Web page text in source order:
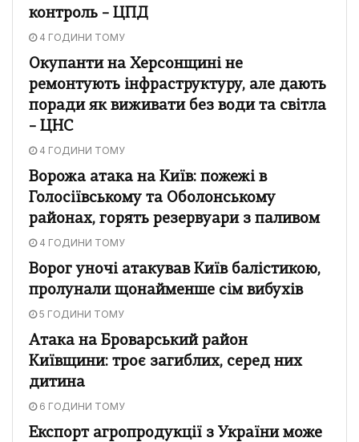
контроль – ЦПД
4 ГОДИНИ ТОМУ
Окупанти на Херсонщині не
ремонтують інфраструктуру, але дають
поради як виживати без води та світла
– ЦНС
4 ГОДИНИ ТОМУ
Ворожа атака на Київ: пожежі в
Голосіївському та Оболонському
районах, горять резервуари з паливом
4 ГОДИНИ ТОМУ
Ворог уночі атакував Київ балістикою,
пролунали щонайменше сім вибухів
5 ГОДИНИ ТОМУ
Атака на Броварський район
Київщини: троє загиблих, серед них
дитина
6 ГОДИНИ ТОМУ
Експорт агропродукції з України може